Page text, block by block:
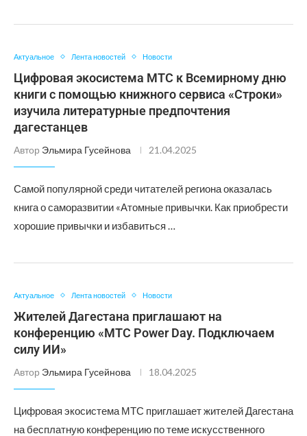
Актуальное Лента новостей Новости
Цифровая экосистема МТС к Всемирному дню
книги с помощью книжного сервиса «Строки»
изучила литературные предпочтения
дагестанцев
Автор Эльмира Гусейнова 21.04.2025
Самой популярной среди читателей региона оказалась
книга о саморазвитии «Атомные привычки. Как приобрести
хорошие привычки и избавиться …
Актуальное Лента новостей Новости
Жителей Дагестана приглашают на
конференцию «МТС Power Day. Подключаем
силу ИИ»
Автор Эльмира Гусейнова 18.04.2025
Цифровая экосистема МТС приглашает жителей Дагестана
на бесплатную конференцию по теме искусственного